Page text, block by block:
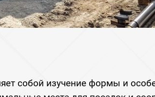
собой изучение формы и